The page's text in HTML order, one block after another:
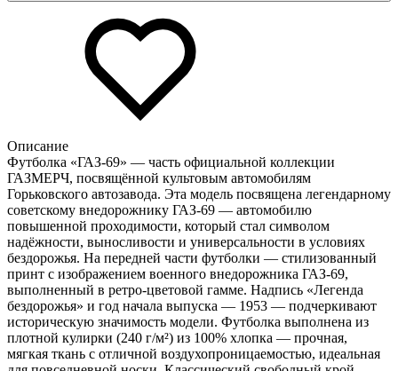
Описание
Футболка «ГАЗ-69» — часть официальной коллекции
ГАЗМЕРЧ, посвящённой культовым автомобилям
Горьковского автозавода. Эта модель посвящена легендарному
советскому внедорожнику ГАЗ-69 — автомобилю
повышенной проходимости, который стал символом
надёжности, выносливости и универсальности в условиях
бездорожья. На передней части футболки — стилизованный
принт с изображением военного внедорожника ГАЗ-69,
выполненный в ретро-цветовой гамме. Надпись «Легенда
бездорожья» и год начала выпуска — 1953 — подчеркивают
историческую значимость модели. Футболка выполнена из
плотной кулирки (240 г/м²) из 100% хлопка — прочная,
мягкая ткань с отличной воздухопроницаемостью, идеальная